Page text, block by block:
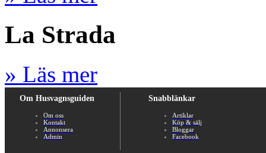
La Strada
» Läs mer
Om Husvagnsguiden
Om oss
Kontakt
Annonsera
Admin
Snabblänkar
Artiklar
Köp & sälj
Bloggar
Facebook